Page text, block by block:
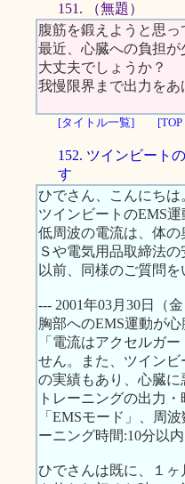
151. （無題）
腹筋を鍛えようと思っ
最近、心臓への負担が
大丈夫でしょうか？
我慢限界まで出力をあ
[タイトル一覧] [TOP
152. ツインビート
す
ひでさん、こんにちは
ツインビートのEMS
低周波の電流は、体
Ｓや電気用品取締法
以前、同様のご質問
--- 2001年03月30日（
胸部へのEMS運動が
「電流はアクセルガ
せん。また、ツイン
の実績もあり、心臓
トレーニングの出力
「EMSモード」、周
ーニング時間:10分以内
ひでさんは既に、１